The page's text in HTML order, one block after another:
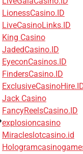
LionessCasino.ID
LiveCasinoLinks.ID
King Casino
JadedCasino.ID
EyeconCasinos.ID
FindersCasino.ID
Jack Casino
FancyReelsCasino.ID
explosioncasino
Miracleslotcasino.id